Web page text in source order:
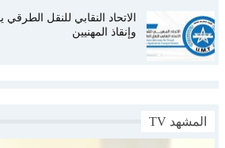
الاتحاد النقابي للنقل
وإنقاذ المهنيين
المشهد TV